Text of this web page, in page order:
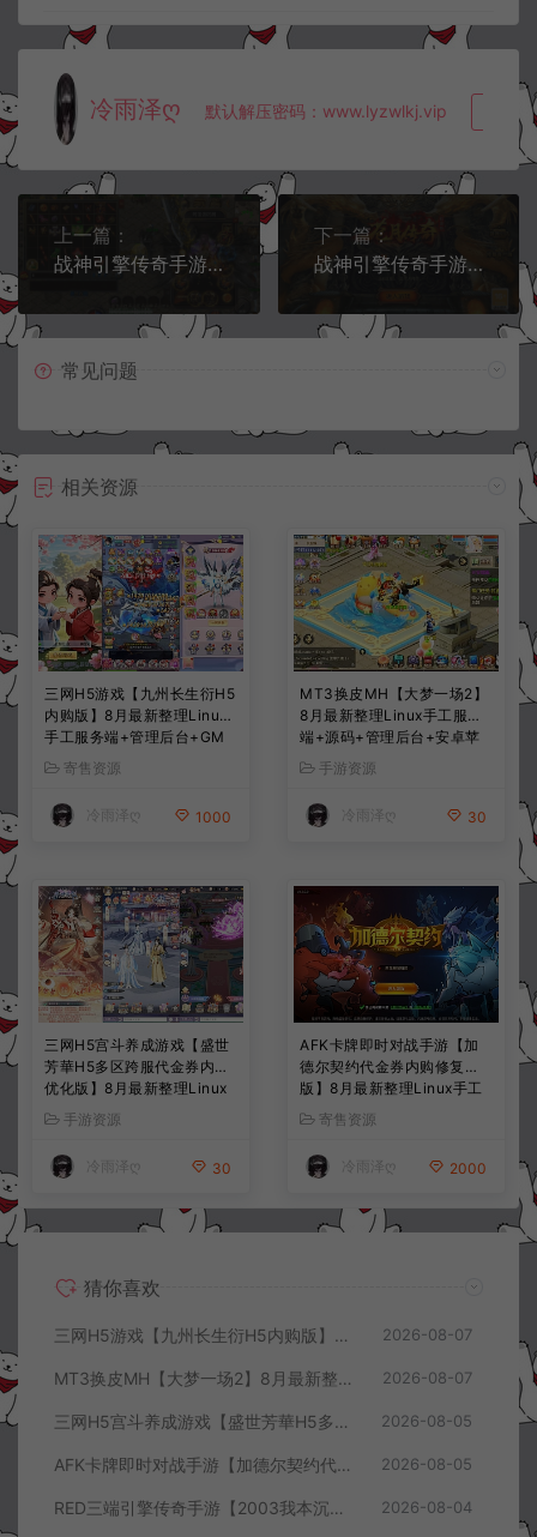
冷雨泽ღ 默认解压密码：www.lyzwlkj.vip 复
上一篇：
战神引擎传奇手游【寻梦录单职业八大陆[白猪G2.5免授权版]】5月最新整理Win一键服务端+GM充值后台+安卓苹果双端+详细搭建教程+视频教程
下一篇：
战神引擎传奇手游【1.80苍月传奇四大陆[白猪7.1免授权版]】5月最新整理Win一键服务端+GM充值后台+安卓苹果双端+详细搭建教程+视频教程
常见问题
相关资源
三网H5游戏【九州长生衍H5
内购版】8月最新整理Linux
手工服务端+管理后台+GM
授权后台+简易安卓客户端
+详细搭建教程+视频教程
寄售资源
冷雨泽ღ 1000
MT3换皮MH【大梦一场2】
8月最新整理Linux手工服务
端+源码+管理后台+安卓苹
果双端+详细搭建教程+视频
教程
手游资源
冷雨泽ღ 30
三网H5宫斗养成游戏【盛世
芳華H5多区跨服代金券内购
优化版】8月最新整理Linux
手工服务端+CDK授权后台
+全资源安卓+详细搭建教程
+视频教程
手游资源
冷雨泽ღ 30
AFK卡牌即时对战手游【加
德尔契约代金券内购修复
版】8月最新整理Linux手工
服务端+前后端全套源码+CD
K授权后台+安卓苹果双端
+详细搭建教程+视频教程
寄售资源
冷雨泽ღ 2000
猜你喜欢
三网H5游戏【九州长生衍H5内购版】8月最新整理Linux手工服务端+管理后台+GM授权后台+简易安卓客户端+详细搭建教程+视频教程 2026-08-07
MT3换皮MH【大梦一场2】8月最新整理Linux手工服务端+源码+管理后台+安卓苹果双端+详细搭建教程+视频教程 2026-08-07
三网H5宫斗养成游戏【盛世芳華H5多区跨服代金券内购优化版】8月最新整理Linux手工服务端+CDK授权后台+全资源安卓+详细搭建教程+视频教程 2026-08-05
AFK卡牌即时对战手游【加德尔契约代金券内购修复版】8月最新整理Linux手工服务端+前后端全套源码+CDK授权后台+安卓苹果双端+详细搭建教程+视频教程 2026-08-05
RED三端引擎传奇手游【2003我本沉默三职业】8月最新整理Win一键服务端+PC安卓+详细搭建教程 2026-08-04